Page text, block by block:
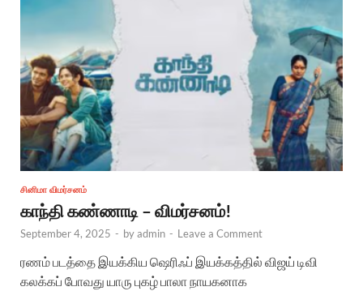
சினிமா விமர்சனம்
காந்தி கண்ணாடி – விமர்சனம்!
September 4, 2025 - byadmin - Leave a Comment
ரணம் படத்தை இயக்கிய ஷெரிஃப் இயக்கத்தில் விஜய் டிவி
கலக்கப் போவது யாரு புகழ் பாலா நாயகனாக